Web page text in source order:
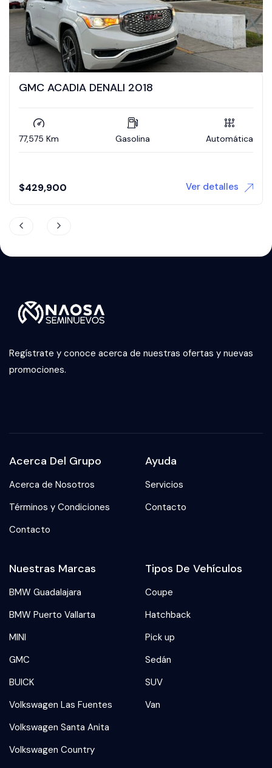
DENALI 2018
Gasolina Automática 156,389 Km
$330,000
Regístrate y conoce acerca de nuestras ofertas y nuevas
promociones.
Acerca Del Grupo
Acerca de Nosotros
Términos y Condiciones
Contacto
Ayuda
Servicios
Contacto
Nuestras Marcas
BMW Guadalajara
BMW Puerto Vallarta
MINI
GMC
BUICK
Volkswagen Las Fuentes
Volkswagen Santa Anita
Volkswagen Country
Tipos De Vehículos
Coupe
Hatchback
Pick up
Sedán
SUV
Van